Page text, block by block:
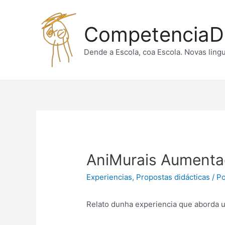
Dende a Escola, coa Escola. Novas
AniMurais
Experiencias, Propostas didácticas /
Relato dunha experiencia que